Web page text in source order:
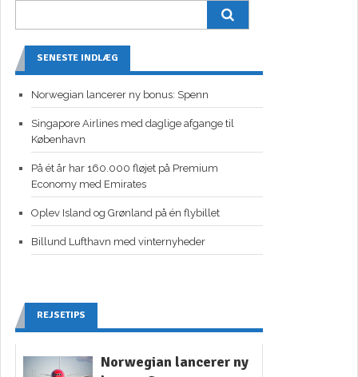
SENESTE INDLÆG
Norwegian lancerer ny bonus: Spenn
Singapore Airlines med daglige afgange til
København
På ét år har 160.000 fløjet på Premium
Economy med Emirates
Oplev Island og Grønland på én flybillet
Billund Lufthavn med vinternyheder
REJSETIPS
Norwegian lancerer ny